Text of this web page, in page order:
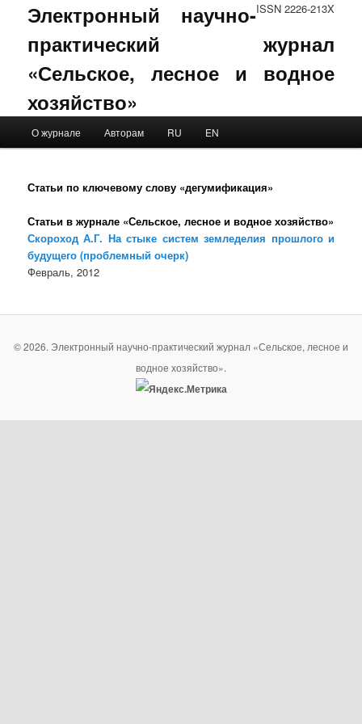
ISSN 2226-213X
Электронный научно-
практический журнал
«Сельское, лесное и водное
хозяйство»
Skip to primary content
Skip to secondary content
О журнале Авторам RU EN
Статьи по ключевому слову «дегумификация»
Статьи в журнале «Сельское, лесное и водное хозяйство»
Скороход А.Г. На стыке систем земледелия прошлого и
будущего (проблемный очерк)
Февраль, 2012
© 2026. Электронный научно-практический журнал «Сельское, лесное и
водное хозяйство».